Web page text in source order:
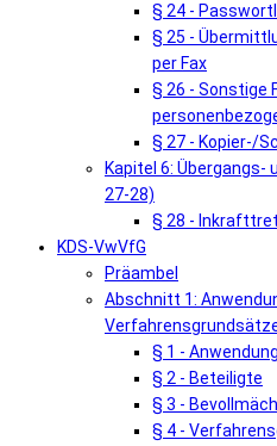
§ 24 -
§ 25 -
per Fax
§ 26 - Sonstige
§ 27 - Kopier-/
Kapitel 6:
27-28)
§ 28 -
KDS-VwVfG
Präambel
Abschnitt 1:
§ 1 -
§ 2 - Beteiligte
§ 3 -
§ 4 -